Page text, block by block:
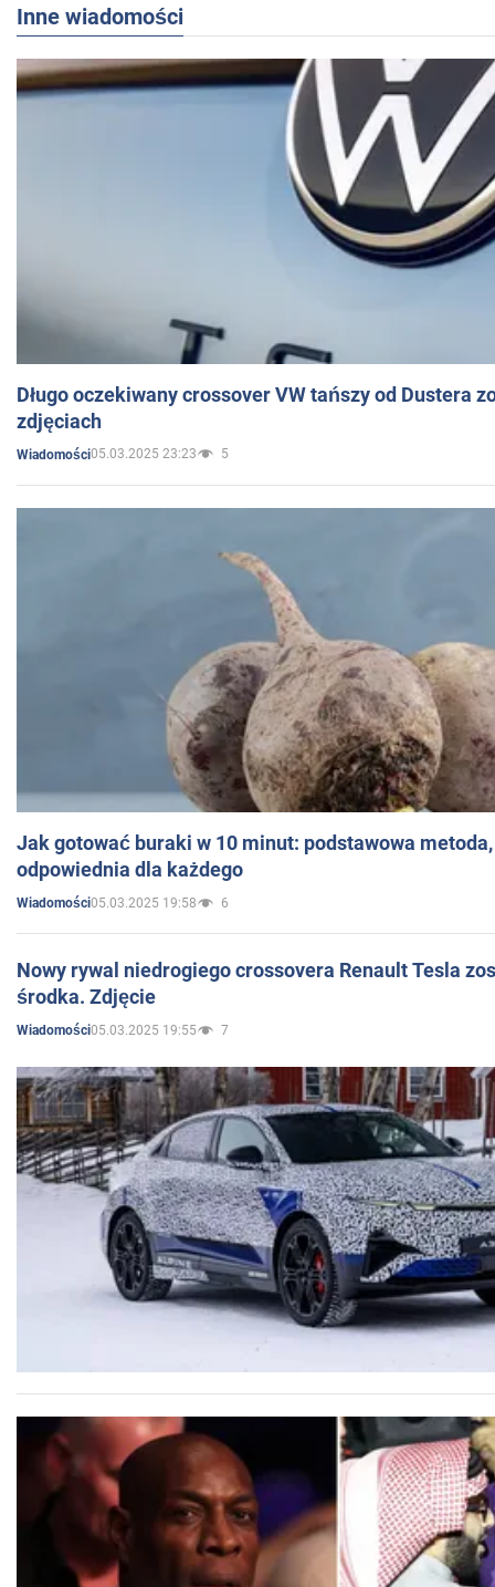
Inne wiadomości
Długo oczekiwany crossover VW tańszy od Dustera
zdjęciach
Wiadomości05.03.2025 23:23 5
Jak gotować buraki w 10 minut: podstawowa
odpowiednia dla każdego
Wiadomości05.03.2025 19:58 6
Nowy rywal niedrogiego crossovera Renault Tesla
środka. Zdjęcie
Wiadomości05.03.2025 19:55 7